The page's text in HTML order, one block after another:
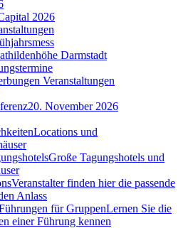
2026
Darmstadt
Veranstaltungen
20. November 2026
Locations und
Große Tagungshotels und
Veranstalter finden hier die passende
Anlass
für GruppenLernen Sie die
einer Führung kennen